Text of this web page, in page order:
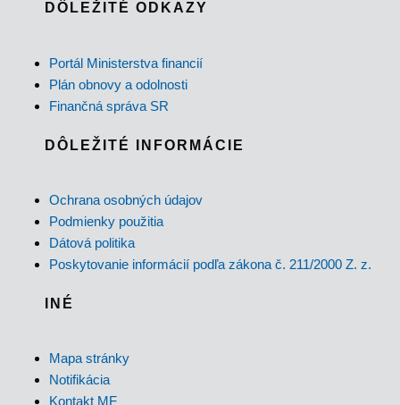
DÔLEŽITÉ ODKAZY
Portál Ministerstva financií
Plán obnovy a odolnosti
Finančná správa SR
DÔLEŽITÉ INFORMÁCIE
Ochrana osobných údajov
Podmienky použitia
Dátová politika
Poskytovanie informácií podľa zákona č. 211/2000 Z. z.
INÉ
Mapa stránky
Notifikácia
Kontakt MF